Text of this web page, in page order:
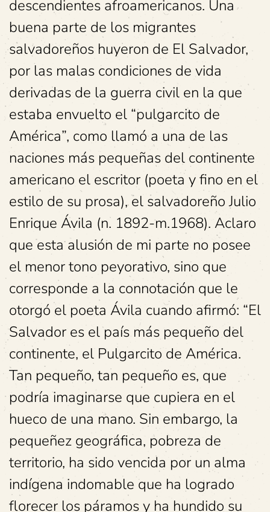
descendientes afroamericanos. Una
buena parte de los migrantes
salvadoreños huyeron de El Salvador,
por las malas condiciones de vida
derivadas de la guerra civil en la que
estaba envuelto el “pulgarcito de
América”, como llamó a una de las
naciones más pequeñas del continente
americano el escritor (poeta y fino en el
estilo de su prosa), el salvadoreño Julio
Enrique Ávila (n. 1892-m.1968). Aclaro
que esta alusión de mi parte no posee
el menor tono peyorativo, sino que
corresponde a la connotación que le
otorgó el poeta Ávila cuando afirmó: “El
Salvador es el país más pequeño del
continente, el Pulgarcito de América.
Tan pequeño, tan pequeño es, que
podría imaginarse que cupiera en el
hueco de una mano. Sin embargo, la
pequeñez geográfica, pobreza de
territorio, ha sido vencida por un alma
indígena indomable que ha logrado
florecer los páramos y ha hundido su